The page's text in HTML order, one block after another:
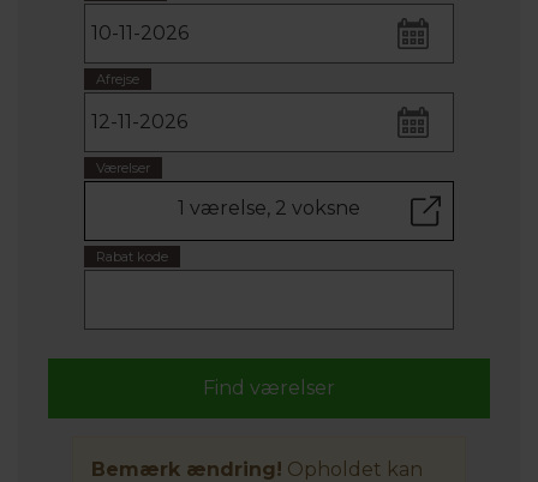
Afrejse
Værelser
1 værelse, 2 voksne
Rabat kode
Bemærk ændring! Opholdet kan